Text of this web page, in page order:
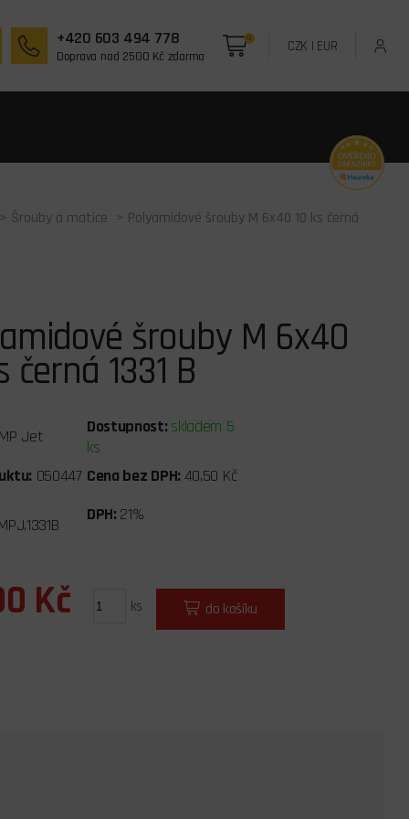
+420 603 494 778
Doprava nad 2500 Kč zdarma
0 CZK | EUR
Šrouby a matice > Polyamidové šrouby M 6x40 10 ks černá
šrouby M 6x40
černá 1331 B
Jet Dostupnost: skladem 5
ks
050447 Cena bez DPH: 40,50 Kč
DPH: 21%
Kč ks do košíku